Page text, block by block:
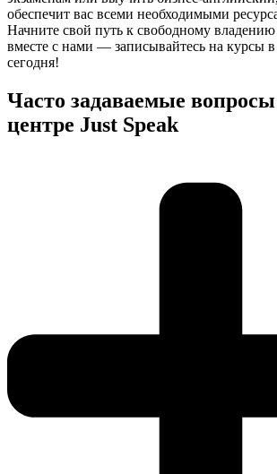
обеспечит вас всеми необходимыми
Начните свой путь к свободному
вместе с нами — записывайтесь на курсы в
сегодня!
Часто задаваемые
центре Just Speak